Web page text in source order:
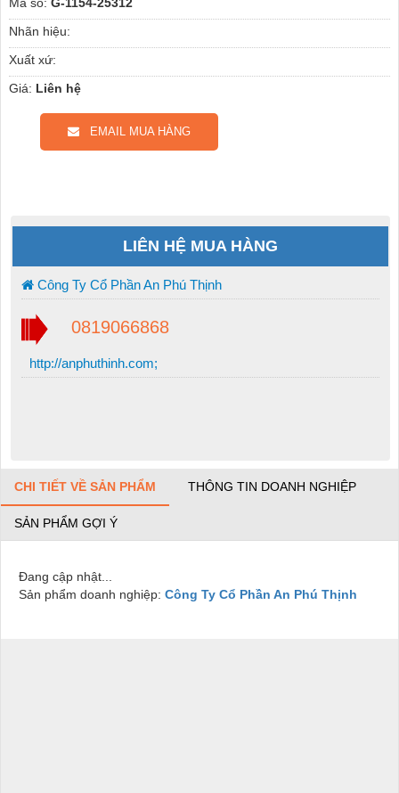
Mã số: G-1154-25312
Nhãn hiệu:
Xuất xứ:
Giá: Liên hệ
EMAIL MUA HÀNG
LIÊN HỆ MUA HÀNG
Công Ty Cổ Phần An Phú Thịnh
0819066868
http://anphuthinh.com;
CHI TIẾT VỀ SẢN PHẨM THÔNG TIN DOANH NGHIỆP
SẢN PHẨM GỢI Ý
Đang cập nhật...
Sản phẩm doanh nghiệp: Công Ty Cổ Phần An Phú Thịnh